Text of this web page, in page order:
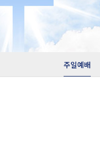
주일예배